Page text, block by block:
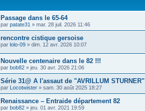
Passage dans le 65-64
par patate31 » mar. 28 juil. 2026 11:46
rencontre cistique gersoise
par lolo-09 » dim. 12 avr. 2026 10:07
Nouvelle centenaire dans le 82 !!!
par bob82 » jeu. 30 avr. 2026 21:06
Série 31@ A l'assaut de "AVRILLUM STURNER"
par Locotwister » sam. 30 août 2025 18:27
Renaissance – Entraide département 82
par bob82 » jeu. 01 avr. 2021 19:59